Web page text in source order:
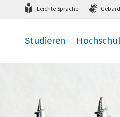
zum Hauptmenü zum
Leichte Sprache
Studieren